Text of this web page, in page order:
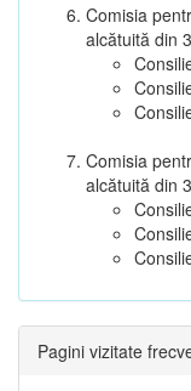
Comisia
alcătuită din
Comisia
alcătuită din
Pagini vizitate